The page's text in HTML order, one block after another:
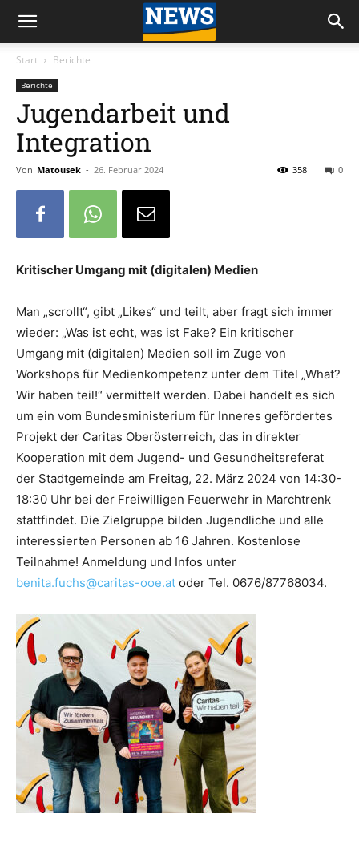
Start Berichte
Berichte
Jugendarbeit und
Integration
Von Matousek - 26. Februar 2024 0
358
Kritischer Umgang mit (digitalen) Medien
Man „scrollt“, gibt „Likes“ und teilt, aber fragt sich immer
wieder: „Was ist echt, was ist Fake? Ein kritischer
Umgang mit (digitalen) Medien soll im Zuge von
Workshops für Medienkompetenz unter dem Titel „What?
Wir haben teil!“ vermittelt werden. Dabei handelt es sich
um ein vom Bundesministerium für Inneres gefördertes
Projekt der Caritas Oberösterreich, das in direkter
Kooperation mit dem Jugend- und Gesundheitsreferat
der Stadtgemeinde am Freitag, 22. März 2024 von 14:30-
18:30 Uhr bei der Freiwilligen Feuerwehr in Marchtrenk
stattfindet. Die Zielgruppe bilden Jugendliche und alle
interessierten Personen ab 16 Jahren. Kostenlose
Teilnahme! Anmeldung und Infos unter
benita.fuchs@caritas-ooe.at oder Tel. 0676/87768034.